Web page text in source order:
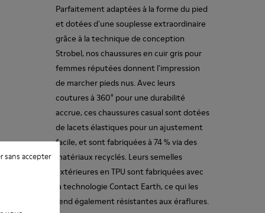
sans accepter
Parfaitement adaptées à la forme du pied
et dotées d'une souplesse extraordinaire
grâce à la technique de conception
Strobel, nos chaussures en cuir gris pour
femmes réputées donnent l'impression
de marcher pieds nus. Avec leurs
coutures à 360° pour une durabilité
accrue, ces chaussures casual sont dotées
de lacets élastiques pour un ajustement
facile, et sont fabriquées à 74 % via des
matériaux recyclés. Leurs semelles
extérieures en TPU sont fabriquées avec
la technologie Contact Earth, ce qui les
rend également résistantes aux éraflures.